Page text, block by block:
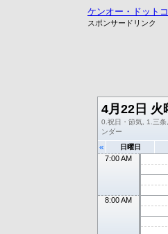
ケンオー・ドット
スポンサードリンク
4月22日 火
0.祝日・節気, 1.三
ンダー
« 日曜日
7:00 AM
8:00 AM